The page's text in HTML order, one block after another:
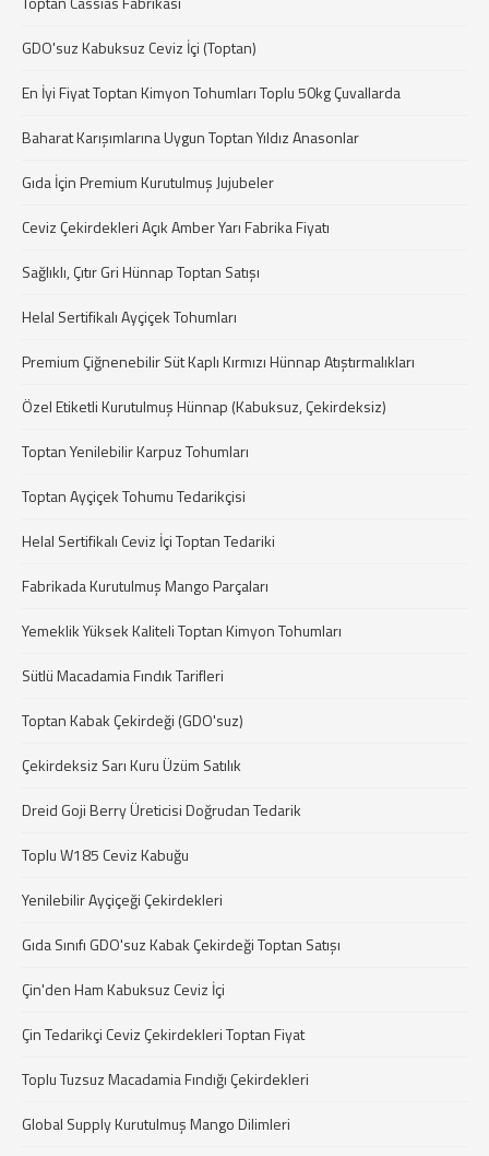
GDO'suz Kabuksuz Ceviz İçi (Toptan)
En İyi Fiyat Toptan Kimyon Tohumları Toplu 50kg Çuvallarda
Baharat Karışımlarına Uygun Toptan Yıldız Anasonlar
Gıda İçin Premium Kurutulmuş Jujubeler
Ceviz Çekirdekleri Açık Amber Yarı Fabrika Fiyatı
Sağlıklı, Çıtır Gri Hünnap Toptan Satışı
Helal Sertifikalı Ayçiçek Tohumları
Premium Çiğnenebilir Süt Kaplı Kırmızı Hünnap Atıştırmalıkları
Özel Etiketli Kurutulmuş Hünnap (Kabuksuz, Çekirdeksiz)
Toptan Yenilebilir Karpuz Tohumları
Toptan Ayçiçek Tohumu Tedarikçisi
Helal Sertifikalı Ceviz İçi Toptan Tedariki
Fabrikada Kurutulmuş Mango Parçaları
Yemeklik Yüksek Kaliteli Toptan Kimyon Tohumları
Sütlü Macadamia Fındık Tarifleri
Toptan Kabak Çekirdeği (GDO'suz)
Çekirdeksiz Sarı Kuru Üzüm Satılık
Dreid Goji Berry Üreticisi Doğrudan Tedarik
Toplu W185 Ceviz Kabuğu
Yenilebilir Ayçiçeği Çekirdekleri
Gıda Sınıfı GDO'suz Kabak Çekirdeği Toptan Satışı
Çin'den Ham Kabuksuz Ceviz İçi
Çin Tedarikçi Ceviz Çekirdekleri Toptan Fiyat
Toplu Tuzsuz Macadamia Fındığı Çekirdekleri
Global Supply Kurutulmuş Mango Dilimleri